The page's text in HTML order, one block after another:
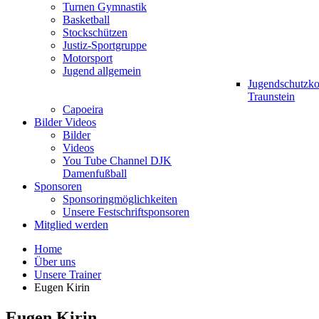
Turnen Gymnastik
Basketball
Stockschützen
Justiz-Sportgruppe
Motorsport
Jugend allgemein
Traunstein
Capoeira
Bilder Videos
Bilder
Videos
You Tube Channel DJK
Damenfußball
Sponsoren
Sponsoringmöglichkeiten
Unsere Festschriftsponsoren
Mitglied werden
Home
Über uns
Unsere Trainer
Eugen Kirin